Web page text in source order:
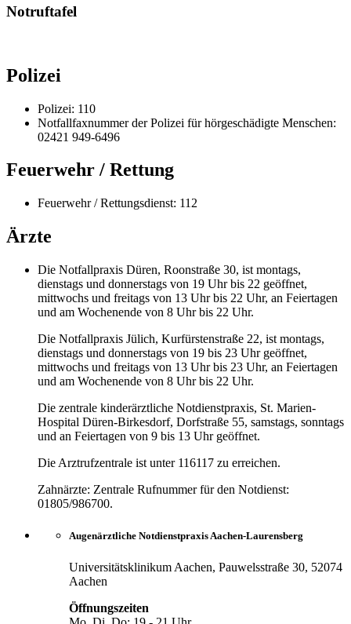
Notruftafel
Polizei
Polizei: 110
Notfallfaxnummer der Polizei für hörgeschädigte Menschen:
02421 949-6496
Feuerwehr / Rettung
Feuerwehr / Rettungsdienst: 112
Ärzte
Die Notfallpraxis Düren, Roonstraße 30, ist montags,
dienstags und donnerstags von 19 Uhr bis 22 geöffnet,
mittwochs und freitags von 13 Uhr bis 22 Uhr, an Feiertagen
und am Wochenende von 8 Uhr bis 22 Uhr.
Die Notfallpraxis Jülich, Kurfürstenstraße 22, ist montags,
dienstags und donnerstags von 19 bis 23 Uhr geöffnet,
mittwochs und freitags von 13 Uhr bis 23 Uhr, an Feiertagen
und am Wochenende von 8 Uhr bis 22 Uhr.
Die zentrale kinderärztliche Notdienstpraxis, St. Marien-
Hospital Düren-Birkesdorf, Dorfstraße 55, samstags, sonntags
und an Feiertagen von 9 bis 13 Uhr geöffnet.
Die Arztrufzentrale ist unter 116117 zu erreichen.
Zahnärzte: Zentrale Rufnummer für den Notdienst:
01805/986700.
Augenärztliche Notdienstpraxis Aachen-Laurensberg
Universitätsklinikum Aachen, Pauwelsstraße 30, 52074
Aachen
Öffnungszeiten